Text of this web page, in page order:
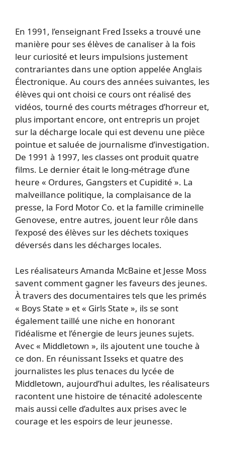
En 1991, l’enseignant Fred Isseks a trouvé une
manière pour ses élèves de canaliser à la fois
leur curiosité et leurs impulsions justement
contrariantes dans une option appelée Anglais
Électronique. Au cours des années suivantes, les
élèves qui ont choisi ce cours ont réalisé des
vidéos, tourné des courts métrages d’horreur et,
plus important encore, ont entrepris un projet
sur la décharge locale qui est devenu une pièce
pointue et saluée de journalisme d’investigation.
De 1991 à 1997, les classes ont produit quatre
films. Le dernier était le long-métrage d’une
heure « Ordures, Gangsters et Cupidité ». La
malveillance politique, la complaisance de la
presse, la Ford Motor Co. et la famille criminelle
Genovese, entre autres, jouent leur rôle dans
l’exposé des élèves sur les déchets toxiques
déversés dans les décharges locales.
Les réalisateurs Amanda McBaine et Jesse Moss
savent comment gagner les faveurs des jeunes.
À travers des documentaires tels que les primés
« Boys State » et « Girls State », ils se sont
également taillé une niche en honorant
l’idéalisme et l’énergie de leurs jeunes sujets.
Avec « Middletown », ils ajoutent une touche à
ce don. En réunissant Isseks et quatre des
journalistes les plus tenaces du lycée de
Middletown, aujourd’hui adultes, les réalisateurs
racontent une histoire de ténacité adolescente
mais aussi celle d’adultes aux prises avec le
courage et les espoirs de leur jeunesse.